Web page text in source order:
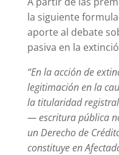
la siguiente
aporte al debate
pasiva en la
“En la acción de
legitimación en la
la titularidad
— escritura pública
un Derecho de
constituye en